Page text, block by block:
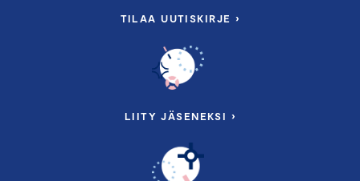
TILAA UUTISKIRJE ›
LIITY JÄSENEKSI ›